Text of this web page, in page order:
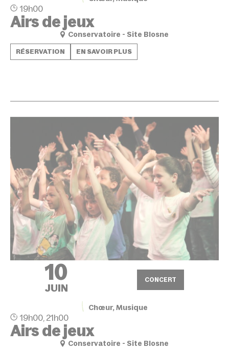
19h00
Airs de jeux
Conservatoire - Site Blosne
RÉSERVATION EN SAVOIR PLUS
10
JUIN
CONCERT
Chœur, Musique
19h00, 21h00
Airs de jeux
Conservatoire - Site Blosne